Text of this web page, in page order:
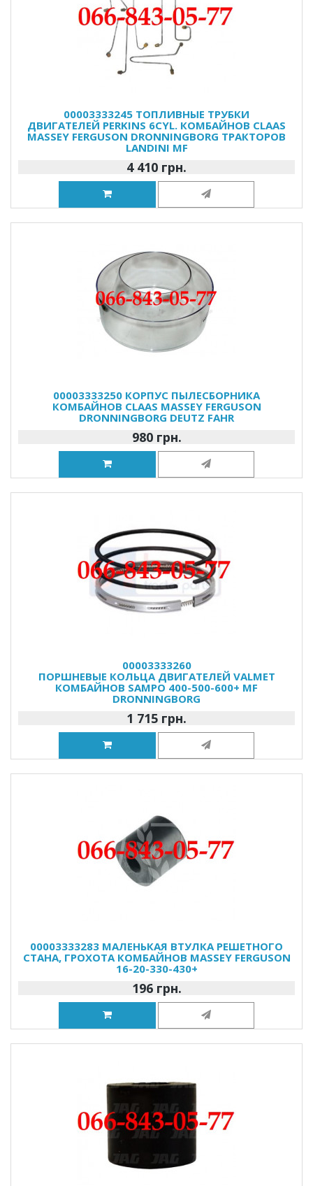
00003333245 ТОПЛИВНЫЕ ТРУБКИ
ДВИГАТЕЛЕЙ PERKINS 6CYL. КОМБАЙНОВ CLAAS
MASSEY FERGUSON DRONNINGBORG ТРАКТОРОВ
LANDINI MF
4 410 грн.
00003333250 КОРПУС ПЫЛЕСБОРНИКА
КОМБАЙНОВ CLAAS MASSEY FERGUSON
DRONNINGBORG DEUTZ FAHR
980 грн.
00003333260
ПОРШНЕВЫЕ КОЛЬЦА ДВИГАТЕЛЕЙ VALMET
КОМБАЙНОВ SAMPO 400-500-600+ MF
DRONNINGBORG
1 715 грн.
00003333283 МАЛЕНЬКАЯ ВТУЛКА РЕШЕТНОГО
СТАНА, ГРОХОТА КОМБАЙНОВ MASSEY FERGUSON
16-20-330-430+
196 грн.